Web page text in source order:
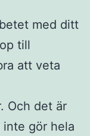
med ditt
till
att veta
Och det är
gör hela